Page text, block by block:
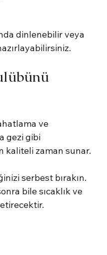
dinlenebilir veya
ve
gezi gibi
kaliteli zaman sunar.
serbest bırakın.
bile sıcaklık ve